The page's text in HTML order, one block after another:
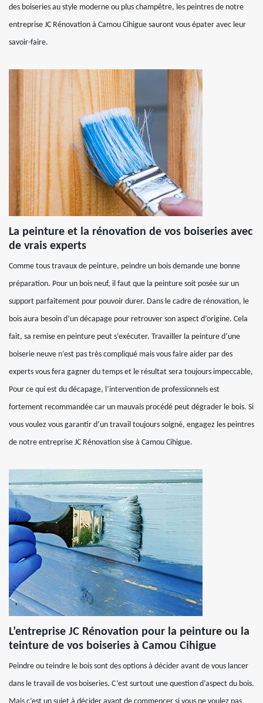
des boiseries au style moderne ou plus champêtre, les peintres de notre
entreprise JC Rénovation à Camou Cihigue sauront vous épater avec leur
savoir-faire.
La peinture et la rénovation de vos boiseries avec
de vrais experts
Comme tous travaux de peinture, peindre un bois demande une bonne
préparation. Pour un bois neuf, il faut que la peinture soit posée sur un
support parfaitement pour pouvoir durer. Dans le cadre de rénovation, le
bois aura besoin d’un décapage pour retrouver son aspect d’origine. Cela
fait, sa remise en peinture peut s’exécuter. Travailler la peinture d’une
boiserie neuve n’est pas très compliqué mais vous faire aider par des
experts vous fera gagner du temps et le résultat sera toujours impeccable,
Pour ce qui est du décapage, l’intervention de professionnels est
fortement recommandée car un mauvais procédé peut dégrader le bois. Si
vous voulez vous garantir d’un travail toujours soigné, engagez les peintres
de notre entreprise JC Rénovation sise à Camou Cihigue.
L’entreprise JC Rénovation pour la peinture ou la
teinture de vos boiseries à Camou Cihigue
Peindre ou teindre le bois sont des options à décider avant de vous lancer
dans le travail de vos boiseries. C’est surtout une question d’aspect du bois.